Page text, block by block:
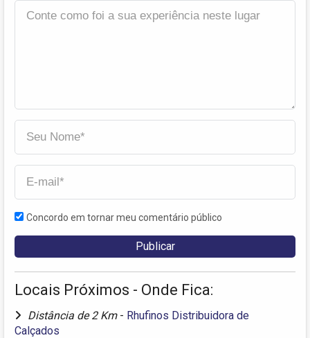
Concordo em tornar meu comentário público
Locais Próximos - Onde Fica:
Distância de 2 Km - Rhufinos Distribuidora de
Calçados